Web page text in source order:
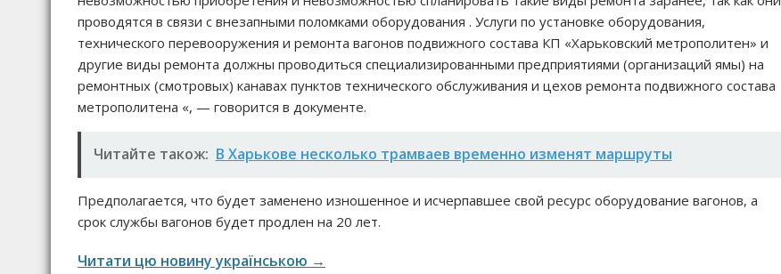
проводятся в связи с внезапными поломками оборудования . Услуги по установке оборудования,
технического перевооружения и ремонта вагонов подвижного состава КП «Харьковский метрополитен» и
другие виды ремонта должны проводиться специализированными предприятиями (организаций ямы) на
ремонтных (смотровых) канавах пунктов технического обслуживания и цехов ремонта подвижного состава
метрополитена «, — говорится в документе.
Читайте також: В Харькове несколько трамваев временно изменят маршруты
Предполагается, что будет заменено изношенное и исчерпавшее свой ресурс оборудование вагонов, а
срок службы вагонов будет продлен на 20 лет.
Читати цю новину українською →